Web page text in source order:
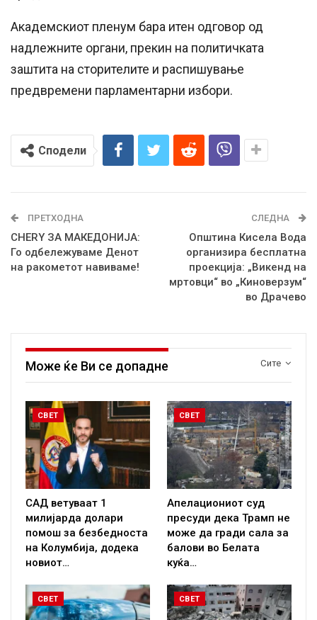
Академскиот пленум бара итен одговор од
надлежните органи, прекин на политичката
заштита на сторителите и распишување
предвремени парламентарни избори.
Сподели
ПРЕТХОДНА
CHERY ЗА МАКЕДОНИЈА:
Го одбележуваме Денот
на ракометот навиваме!
СЛЕДНА
Општина Кисела Вода
организира бесплатна
проекција: „Викенд на
мртовци“ во „Киноверзум“
во Драчево
Сите
Може ќе Ви се допадне
СВЕТ
САД ветуваат 1
милијарда долари
помош за безбедноста
на Колумбија, додека
новиот…
СВЕТ
Апелациониот суд
пресуди дека Трамп не
може да гради сала за
балови во Белата
куќа…
СВЕТ СВЕТ